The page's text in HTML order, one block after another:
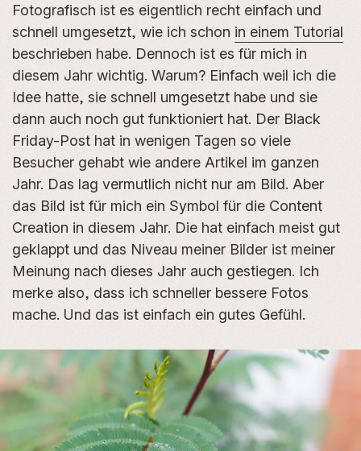
Fotografisch ist es eigentlich recht einfach und
schnell umgesetzt, wie ich schon in einem Tutorial
beschrieben habe. Dennoch ist es für mich in
diesem Jahr wichtig. Warum? Einfach weil ich die
Idee hatte, sie schnell umgesetzt habe und sie
dann auch noch gut funktioniert hat. Der Black
Friday-Post hat in wenigen Tagen so viele
Besucher gehabt wie andere Artikel im ganzen
Jahr. Das lag vermutlich nicht nur am Bild. Aber
das Bild ist für mich ein Symbol für die Content
Creation in diesem Jahr. Die hat einfach meist gut
geklappt und das Niveau meiner Bilder ist meiner
Meinung nach dieses Jahr auch gestiegen. Ich
merke also, dass ich schneller bessere Fotos
mache. Und das ist einfach ein gutes Gefühl.